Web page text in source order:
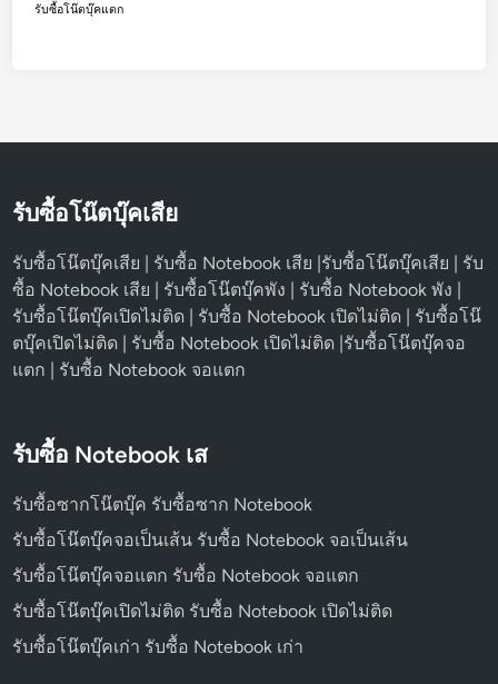
รับซื้อโน๊ตบุ๊คแตก
รับซื้อโน๊ตบุ๊คเสีย
รับซื้อโน๊ตบุ๊คเสีย | รับซื้อ Notebook เสีย |รับซื้อโน๊ตบุ๊คเสีย | รับ
ซื้อ Notebook เสีย | รับซื้อโน๊ตบุ๊คพัง | รับซื้อ Notebook พัง |
รับซื้อโน๊ตบุ๊คเปิดไม่ติด | รับซื้อ Notebook เปิดไม่ติด | รับซื้อโน๊
ตบุ๊คเปิดไม่ติด | รับซื้อ Notebook เปิดไม่ติด |รับซื้อโน๊ตบุ๊คจอ
แตก | รับซื้อ Notebook จอแตก
รับซื้อ Notebook เส
รับซื้อซากโน๊ตบุ๊ค รับซื้อซาก Notebook
รับซื้อโน๊ตบุ๊คจอเป็นเส้น รับซื้อ Notebook จอเป็นเส้น
รับซื้อโน๊ตบุ๊คจอแตก รับซื้อ Notebook จอแตก
รับซื้อโน๊ตบุ๊คเปิดไม่ติด รับซื้อ Notebook เปิดไม่ติด
รับซื้อโน๊ตบุ๊คเก่า รับซื้อ Notebook เก่า